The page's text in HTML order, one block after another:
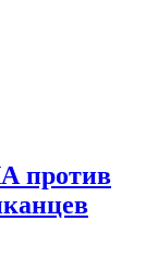
против